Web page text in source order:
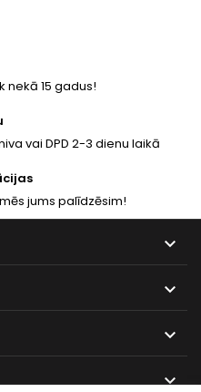
nekā 15 gadus!
vai DPD 2-3 dienu laikā
jums palīdzēsim!



